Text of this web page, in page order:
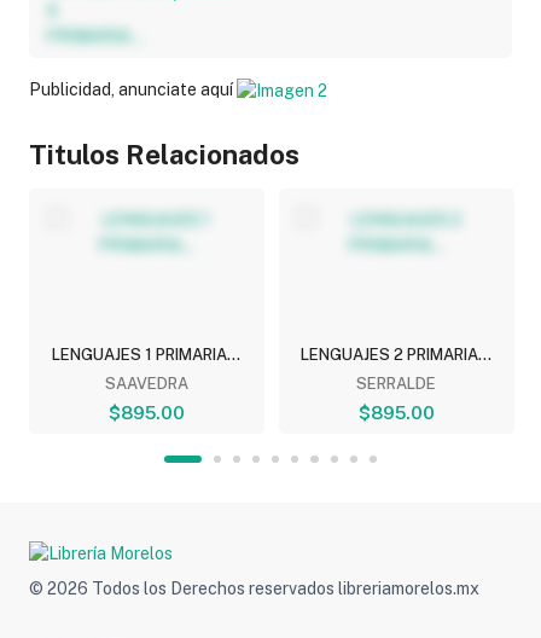
Publicidad, anunciate aquí
Titulos Relacionados
LENGUAJES 1 PRIMARIA...
SAAVEDRA
$895.00
LENGUAJES 2 PRIMARIA...
SERRALDE
$895.00
© 2026 Todos los Derechos reservados libreriamorelos.mx